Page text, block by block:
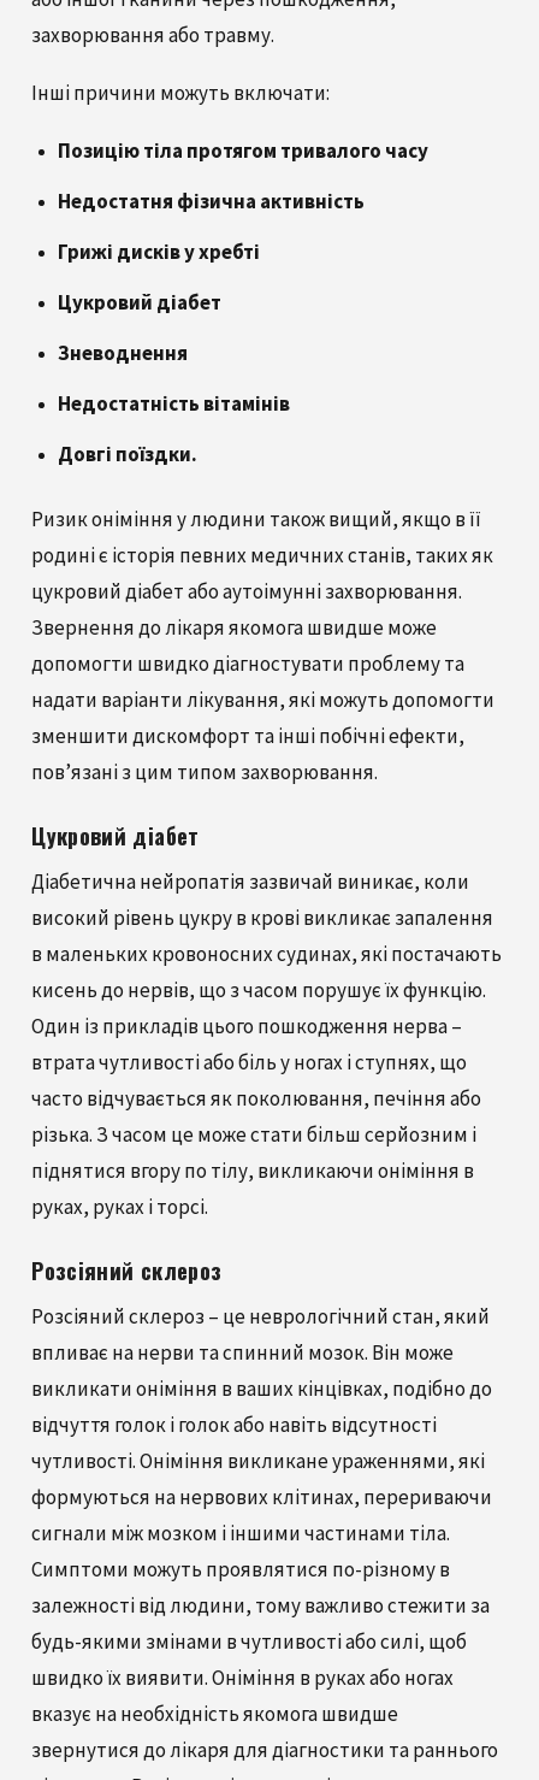
захворювання або травму.
Інші причини можуть включати:
Позицію тіла протягом тривалого часу
Недостатня фізична активність
Грижі дисків у хребті
Цукровий діабет
Зневоднення
Недостатність вітамінів
Довгі поїздки.
Ризик оніміння у людини також вищий, якщо в її
родині є історія певних медичних станів, таких як
цукровий діабет або аутоімунні захворювання.
Звернення до лікаря якомога швидше може
допомогти швидко діагностувати проблему та
надати варіанти лікування, які можуть допомогти
зменшити дискомфорт та інші побічні ефекти,
пов’язані з цим типом захворювання.
Цукровий діабет
Діабетична нейропатія зазвичай виникає, коли
високий рівень цукру в крові викликає запалення
в маленьких кровоносних судинах, які постачають
кисень до нервів, що з часом порушує їх функцію.
Один із прикладів цього пошкодження нерва –
втрата чутливості або біль у ногах і ступнях, що
часто відчувається як поколювання, печіння або
різька. З часом це може стати більш серйозним і
піднятися вгору по тілу, викликаючи оніміння в
руках, руках і торсі.
Розсіяний склероз
Розсіяний склероз – це неврологічний стан, який
впливає на нерви та спинний мозок. Він може
викликати оніміння в ваших кінцівках, подібно до
відчуття голок і голок або навіть відсутності
чутливості. Оніміння викликане ураженнями, які
формуються на нервових клітинах, перериваючи
сигнали між мозком і іншими частинами тіла.
Симптоми можуть проявлятися по-різному в
залежності від людини, тому важливо стежити за
будь-якими змінами в чутливості або силі, щоб
швидко їх виявити. Оніміння в руках або ногах
вказує на необхідність якомога швидше
звернутися до лікаря для діагностики та раннього